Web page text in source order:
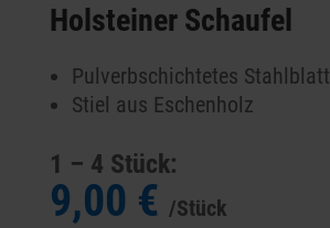
Holsteiner Schaufel
Pulverbschichtetes Stahlblatt
Stiel aus Eschenholz
1 – 4 Stück:
9,00 € /Stück